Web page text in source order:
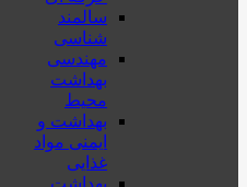
سالمند
شناسی
مهندسی
بهداشت
محيط
بهداشت و
ایمنی مواد
غذایی